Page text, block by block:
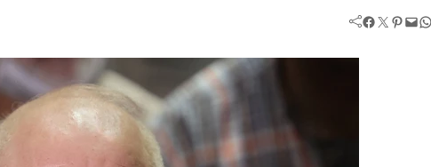
Facebook Twitter Pinterest Mail WhatsApp